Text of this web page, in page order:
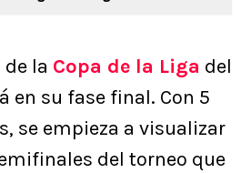
la Copa de la Liga del
en su fase final. Con 5
se empieza a visualizar
del torneo que